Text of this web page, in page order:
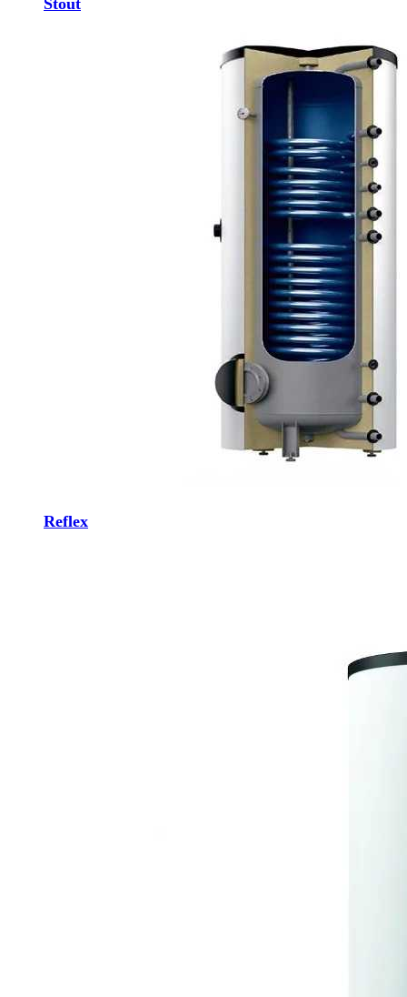
Stout
Reflex